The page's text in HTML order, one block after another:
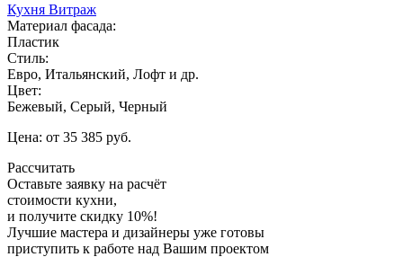
Кухня Витраж
Материал фасада:
Пластик
Стиль:
Евро, Итальянский, Лофт и др.
Цвет:
Бежевый, Серый, Черный
Цена: от 35 385 руб.
Рассчитать
Оставьте заявку на расчёт
стоимости кухни,
и получите скидку 10%!
Лучшие мастера и дизайнеры уже готовы
приступить к работе над Вашим проектом